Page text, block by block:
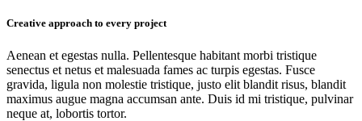
Creative approach to every project
Aenean et egestas nulla. Pellentesque habitant morbi tristique
senectus et netus et malesuada fames ac turpis egestas. Fusce
gravida, ligula non molestie tristique, justo elit blandit risus, blandit
maximus augue magna accumsan ante. Duis id mi tristique, pulvinar
neque at, lobortis tortor.